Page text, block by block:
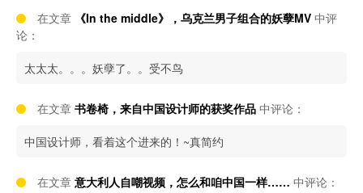
在文章 《In the middle》，乌克兰男子组合的妖孽MV 中评
论：
太太太。。。妖孽了。。受不鸟
在文章 书卷椅，来自中国设计师的获奖作品 中评论：
中国设计师，看着这个进来的！~真简约
在文章 意大利人自嘲视频，怎么和咱中国一样…… 中评论：